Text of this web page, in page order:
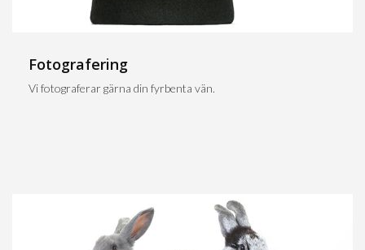
Fotografering
Vi fotograferar gärna din fyrbenta vän.